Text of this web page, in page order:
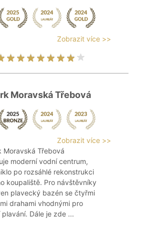
Zobrazit více >>
Moravská Třebová
Zobrazit více >>
Moravská Třebová
moderní vodní centrum,
po rozsáhlé rekonstrukci
koupaliště. Pro návštěvníky
plavecký bazén se čtyřmi
drahami vhodnými pro
Dále je zde ...